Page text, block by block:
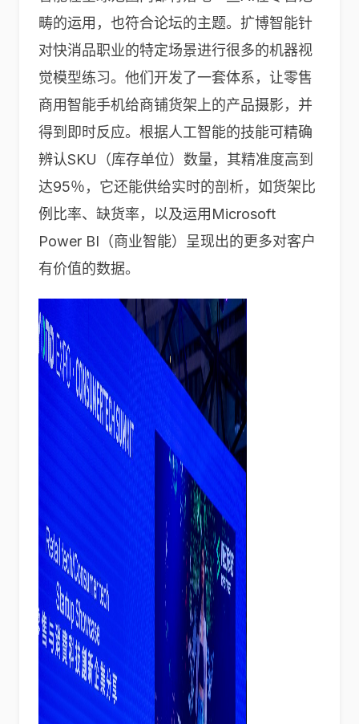
畴的运用，也符合论坛的主题。扩博智能针
对快消品职业的特定场景进行很多的机器视
觉模型练习。他们开发了一套体系，让零售
商用智能手机给商铺货架上的产品摄影，并
得到即时反应。根据人工智能的技能可精确
辨认SKU（库存单位）数量，其精准度高到
达95％，它还能供给实时的剖析，如货架比
例比率、缺货率，以及运用Microsoft
Power BI（商业智能）呈现出的更多对客户
有价值的数据。